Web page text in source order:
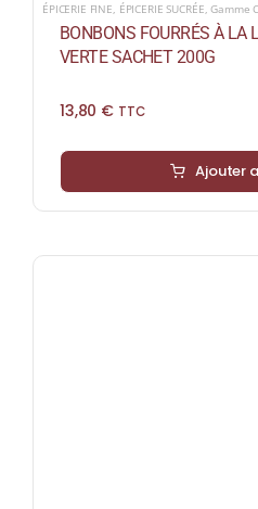
ÉPICERIE FINE ÉPICERIE SUCRÉE ,Gamme
BONBONS FOURRÉS À LA
VERTE SACHET 200G
13,80 € TTC
Ajouter